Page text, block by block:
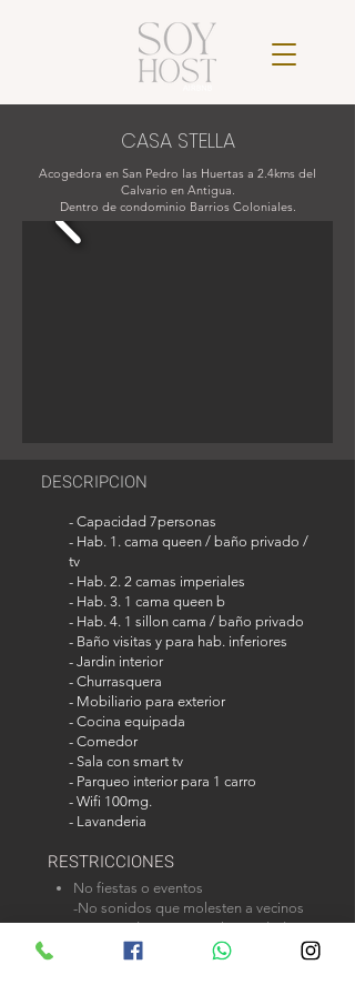
CASA STELLA
Acogedora en San Pedro las Huertas a 2.4kms del
Calvario en Antigua.
Dentro de condominio Barrios Coloniales.
DESCRIPCION
- Capacidad 7personas
- Hab. 1. cama queen / baño privado /
tv
- Hab. 2. 2 camas imperiales
- Hab. 3. 1 cama queen b
- Hab. 4. 1 sillon cama / baño privado
- Baño visitas y para hab. inferiores
- Jardin interior
- Churrasquera
- Mobiliario para exterior
- Cocina equipada
- Comedor
- Sala con smart tv
- Parqueo interior para 1 carro
- Wifi 100mg.
- Lavanderia
RESTRICCIONES
No fiestas o eventos
-No sonidos que molesten a vecinos
-No más de 7personas hospedadas
-No fumar en interiores